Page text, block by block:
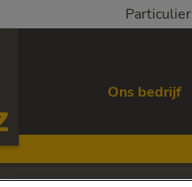
Particulier
Ons bedrijf